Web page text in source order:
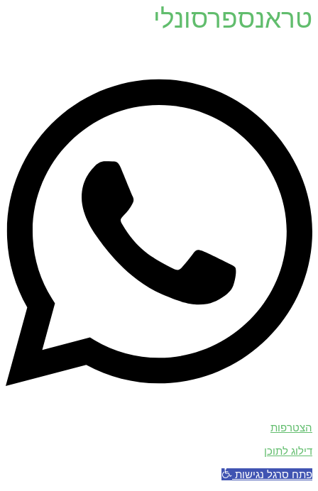
טראנספרסונלי
הצטרפות
דילוג לתוכן
פתח סרגל נגישות